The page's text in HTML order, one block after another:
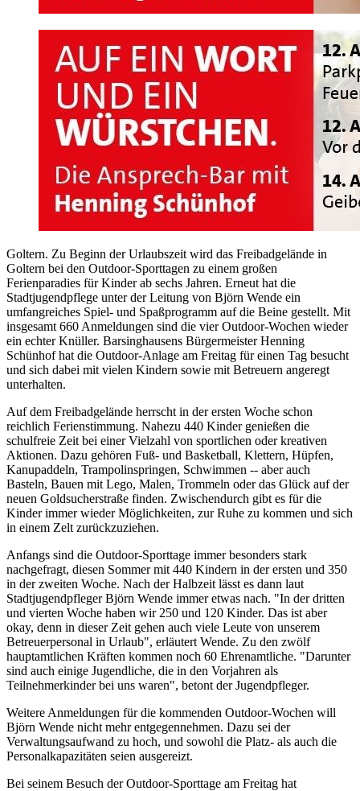
Goltern. Zu Beginn der Urlaubszeit wird das Freibadgelände in
Goltern bei den Outdoor-Sporttagen zu einem großen
Ferienparadies für Kinder ab sechs Jahren. Erneut hat die
Stadtjugendpflege unter der Leitung von Björn Wende ein
umfangreiches Spiel- und Spaßprogramm auf die Beine gestellt. Mit
insgesamt 660 Anmeldungen sind die vier Outdoor-Wochen wieder
ein echter Knüller. Barsinghausens Bürgermeister Henning
Schünhof hat die Outdoor-Anlage am Freitag für einen Tag besucht
und sich dabei mit vielen Kindern sowie mit Betreuern angeregt
unterhalten.
Auf dem Freibadgelände herrscht in der ersten Woche schon
reichlich Ferienstimmung. Nahezu 440 Kinder genießen die
schulfreie Zeit bei einer Vielzahl von sportlichen oder kreativen
Aktionen. Dazu gehören Fuß- und Basketball, Klettern, Hüpfen,
Kanupaddeln, Trampolinspringen, Schwimmen -- aber auch
Basteln, Bauen mit Lego, Malen, Trommeln oder das Glück auf der
neuen Goldsucherstraße finden. Zwischendurch gibt es für die
Kinder immer wieder Möglichkeiten, zur Ruhe zu kommen und sich
in einem Zelt zurückzuziehen.
Anfangs sind die Outdoor-Sporttage immer besonders stark
nachgefragt, diesen Sommer mit 440 Kindern in der ersten und 350
in der zweiten Woche. Nach der Halbzeit lässt es dann laut
Stadtjugendpfleger Björn Wende immer etwas nach. "In der dritten
und vierten Woche haben wir 250 und 120 Kinder. Das ist aber
okay, denn in dieser Zeit gehen auch viele Leute von unserem
Betreuerpersonal in Urlaub", erläutert Wende. Zu den zwölf
hauptamtlichen Kräften kommen noch 60 Ehrenamtliche. "Darunter
sind auch einige Jugendliche, die in den Vorjahren als
Teilnehmerkinder bei uns waren", betont der Jugendpfleger.
Weitere Anmeldungen für die kommenden Outdoor-Wochen will
Björn Wende nicht mehr entgegennehmen. Dazu sei der
Verwaltungsaufwand zu hoch, und sowohl die Platz- als auch die
Personalkapazitäten seien ausgereizt.
Bei seinem Besuch der Outdoor-Sporttage am Freitag hat